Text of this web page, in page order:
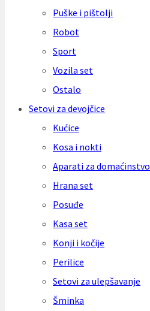
Puške i pištolji
Robot
Sport
Vozila set
Ostalo
Setovi za devojčice
Kućice
Kosa i nokti
Aparati za domaćinstvo
Hrana set
Posuđe
Kasa set
Konji i kočije
Perilice
Setovi za ulepšavanje
Šminka